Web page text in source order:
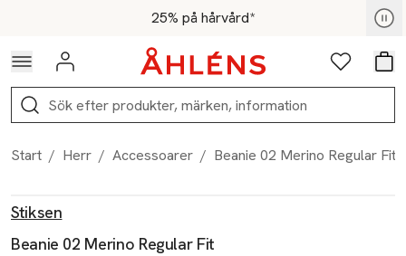
Hoppa till navigationsmenyn25% på hårvård*
För medlemmar - Shoppa nu
Logga in Favoriter
Sök
Start / Herr / Accessoarer / Beanie 02 Merino Regular Fit
Stiksen
Beanie 02 Merino Regular Fit